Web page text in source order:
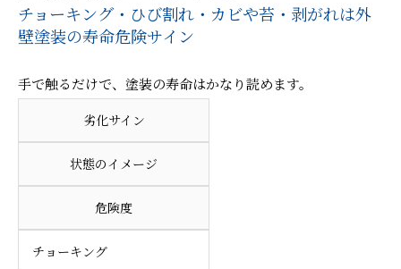
チョーキング・ひび割れ・カビや苔・剥がれは外
壁塗装の寿命危険サイン
手で触るだけで、塗装の寿命はかなり読めます。
劣化サイン
状態のイメージ
危険度
チョーキング